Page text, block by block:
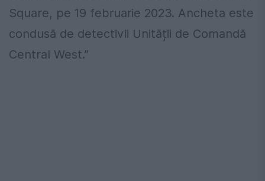
Square, pe 19 februarie 2023. Ancheta este
condusă de detectivii Unității de Comandă
Central West.”